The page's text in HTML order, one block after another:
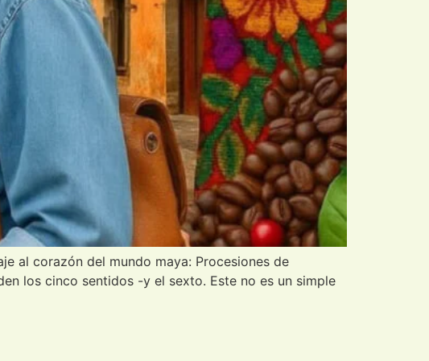
al corazón del mundo maya: Procesiones de
los cinco sentidos -y el sexto. Este no es un simple